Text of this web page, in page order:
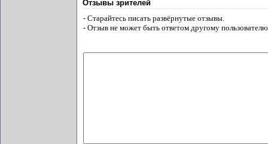
Отзывы зрителей
- Старайтесь писать развёрнутые отзывы.
- Отзыв не может быть ответом другому